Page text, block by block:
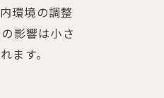
環境の調整
影響は小さ
ます。